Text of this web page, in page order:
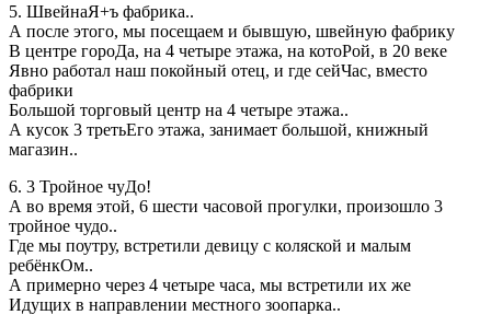
5. ШвейнаЯ+ъ фабрика..
А после этого, мы посещаем и бывшую, швейную фабрику
В центре гороДа, на 4 четыре этажа, на котоРой, в 20 веке
Явно работал наш покойный отец, и где сейЧас, вместо
фабрики
Большой торговый центр на 4 четыре этажа..
А кусок 3 третьЕго этажа, занимает большой, книжный
магазин..
6. 3 Тройное чуДо!
А во время этой, 6 шести часовой прогулки, произошло 3
тройное чудо..
Где мы поутру, встретили девицу с коляской и малым
ребёнкОм..
А примерно через 4 четыре часа, мы встретили их же
Идущих в направлении местного зоопарка..